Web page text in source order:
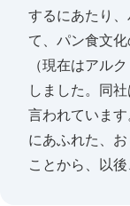
するにあたり
て、パン食文
（現在はアル
しました。同
言われていま
にあふれた、
ことから、以